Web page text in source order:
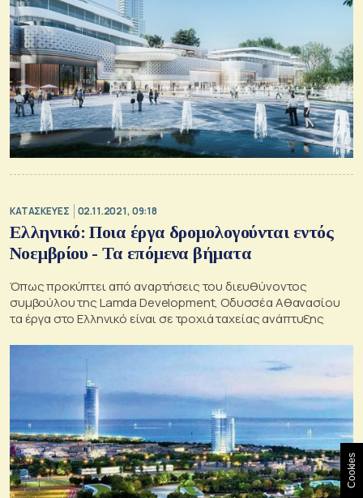
ΚΑΤΑΣΚΕΥΕΣ 02.11.2021, 09:18
Ελληνικό: Ποια έργα δρομολογούνται εντός
Νοεμβρίου - Τα επόμενα βήματα
Όπως προκύπτει από αναρτήσεις του διευθύνοντος
συμβούλου της Lamda Development, Οδυσσέα Αθανασίου
τα έργα στο Ελληνικό είναι σε τροχιά ταχείας ανάπτυξης
Cookies